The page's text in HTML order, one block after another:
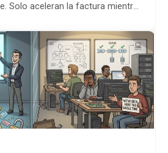
Solo aceleran la factura mientras